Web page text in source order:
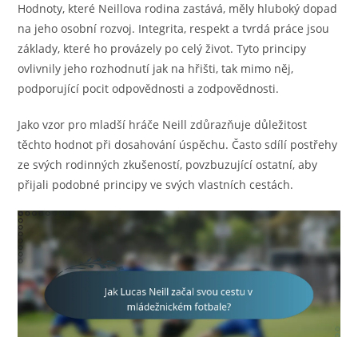
Hodnoty, které Neillova rodina zastává, měly hluboký dopad
na jeho osobní rozvoj. Integrita, respekt a tvrdá práce jsou
základy, které ho provázely po celý život. Tyto principy
ovlivnily jeho rozhodnutí jak na hřišti, tak mimo něj,
podporující pocit odpovědnosti a zodpovědnosti.
Jako vzor pro mladší hráče Neill zdůrazňuje důležitost
těchto hodnot při dosahování úspěchu. Často sdílí postřehy
ze svých rodinných zkušeností, povzbuzující ostatní, aby
přijali podobné principy ve svých vlastních cestách.